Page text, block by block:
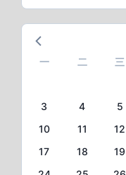
一 二 三
3
4 5
10
11 12
17
18 19